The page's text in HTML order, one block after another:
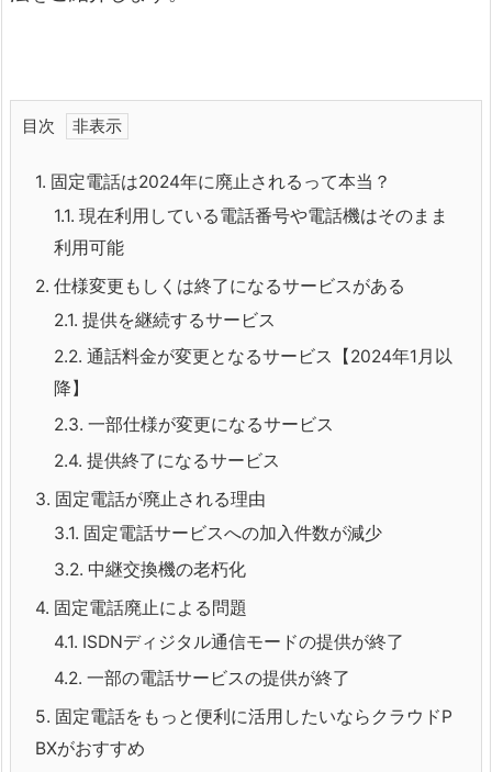
目次
1. 固定電話は2024年に廃止されるって本当？
1.1. 現在利用している電話番号や電話機はそのまま
利用可能
2. 仕様変更もしくは終了になるサービスがある
2.1. 提供を継続するサービス
2.2. 通話料金が変更となるサービス【2024年1月以
降】
2.3. 一部仕様が変更になるサービス
2.4. 提供終了になるサービス
3. 固定電話が廃止される理由
3.1. 固定電話サービスへの加入件数が減少
3.2. 中継交換機の老朽化
4. 固定電話廃止による問題
4.1. ISDNディジタル通信モードの提供が終了
4.2. 一部の電話サービスの提供が終了
5. 固定電話をもっと便利に活用したいならクラウドP
BXがおすすめ